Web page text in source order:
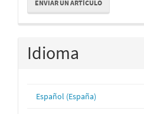
un
artículo
ENVIAR UN ARTÍCULO
Idioma
Español (España)